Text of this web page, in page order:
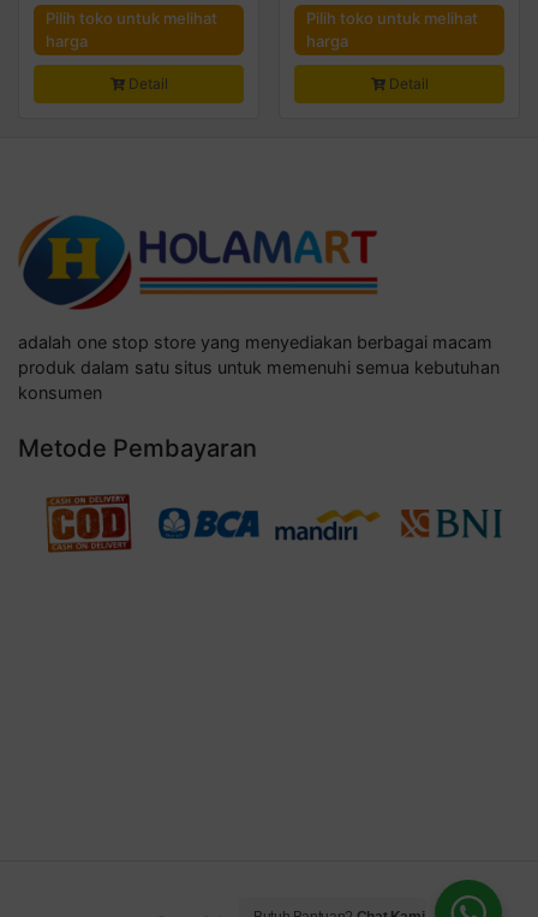
Pilih toko untuk melihat
harga
Detail
Pilih toko untuk melihat
harga
Detail
adalah one stop store yang menyediakan berbagai macam
produk dalam satu situs untuk memenuhi semua kebutuhan
konsumen
Metode Pembayaran